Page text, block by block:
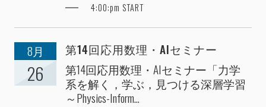
4:00:pm START
8月
26
第14回応用数理・AIセミナー
第14回応用数理・AIセミナー「力学
系を解く，学ぶ，見つける深層学習
～Physics-Inform...